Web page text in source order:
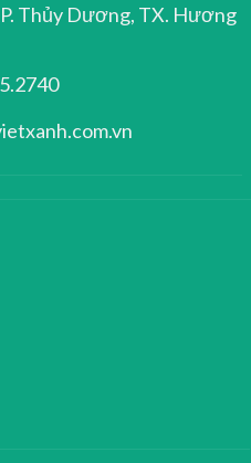
Thủy Dương, TX. Hương